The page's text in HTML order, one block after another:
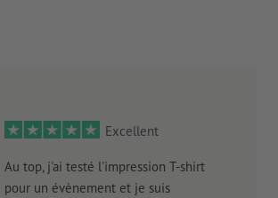
Excellent
Au top, j'ai testé l'impression T-shirt
pour un évènement et je suis